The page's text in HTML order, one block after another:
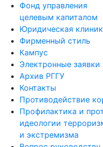
Фонд управления
целевым капиталом
Юридическая
Фирменный стиль
Кампус
Электронные заявки
Архив РГГУ
Контакты
Противодействие
Профилактика и
идеологии
и экстремизма